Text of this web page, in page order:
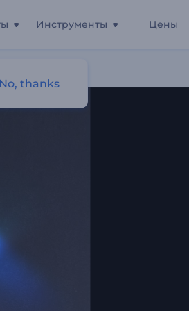
Инструменты Цены
No, thanks